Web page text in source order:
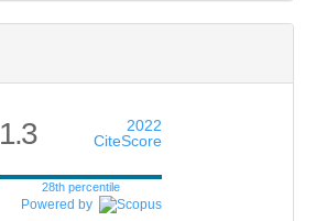
1.3
2022
CiteScore
28th percentile
Powered by